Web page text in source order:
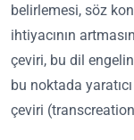
belirlemesi, söz
ihtiyacının
çeviri, bu dil
bu noktada
çeviri